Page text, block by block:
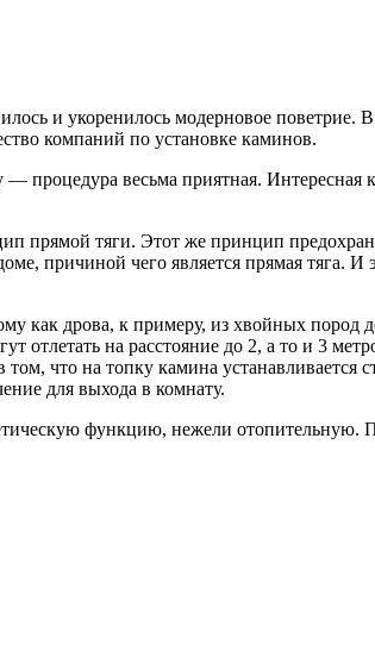
и укоренилось модерновое
компаний по установке каминов.
весьма приятная. Интересная
прямой тяги. Этот же принцип
причиной чего является прямая тяга. И
как дрова, к примеру, из хвойных пород
отлетать на расстояние до 2, а то и 3
что на топку камина устанавливается
для выхода в комнату.
функцию, нежели отопительную.